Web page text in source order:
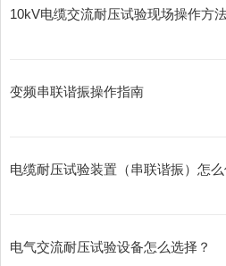
10kV电缆交流耐压试验现场操作方
变频串联谐振操作指南
电缆耐压试验装置（串联谐振）怎
电气交流耐压试验设备怎么选择？